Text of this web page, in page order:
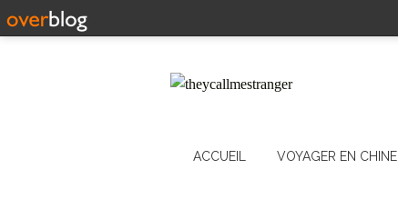
ACCUEIL VOYAGER EN CHINE